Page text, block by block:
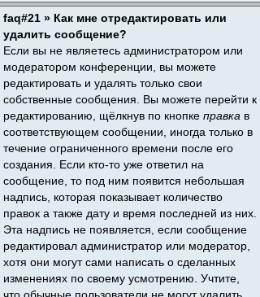
faq#21 » Как мне отредактировать или
удалить сообщение?
Если вы не являетесь администратором или
модератором конференции, вы можете
редактировать и удалять только свои
собственные сообщения. Вы можете перейти к
редактированию, щёлкнув по кнопке правка в
соответствующем сообщении, иногда только в
течение ограниченного времени после его
создания. Если кто-то уже ответил на
сообщение, то под ним появится небольшая
надпись, которая показывает количество
правок а также дату и время последней из них.
Эта надпись не появляется, если сообщение
редактировал администратор или модератор,
хотя они могут сами написать о сделанных
изменениях по своему усмотрению. Учтите,